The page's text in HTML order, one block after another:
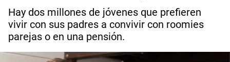
Hay dos millones de jóvenes que prefieren
vivir con sus padres a convivir con roomies
parejas o en una pensión.